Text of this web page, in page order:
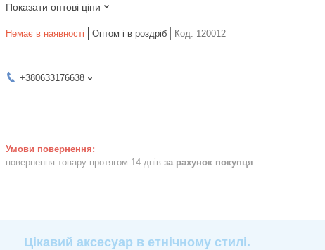
Показати оптові ціни
Немає в наявності Оптом і в роздріб Код: 120012
+380633176638
повернення товару протягом 14 днів за рахунок покупця
Цікавий аксесуар в етнічному стилі.